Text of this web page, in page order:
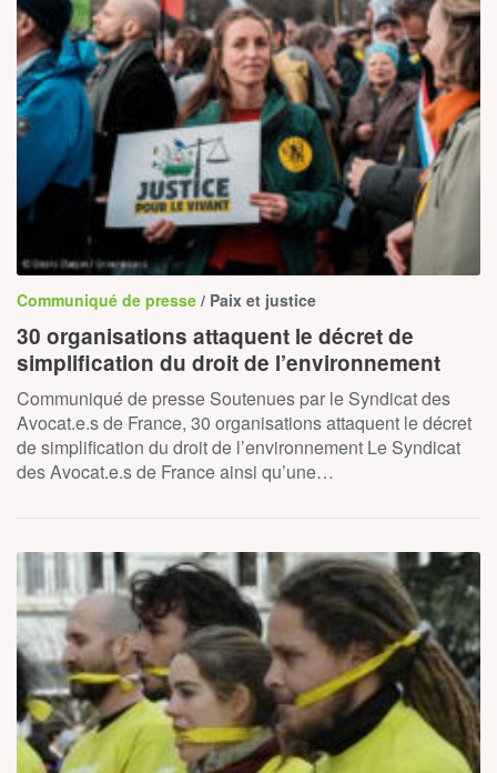
Communiqué de presse / Paix et justice
30 organisations attaquent le décret de
simplification du droit de l’environnement
Communiqué de presse Soutenues par le Syndicat des
Avocat.e.s de France, 30 organisations attaquent le décret
de simplification du droit de l’environnement Le Syndicat
des Avocat.e.s de France ainsi qu’une…